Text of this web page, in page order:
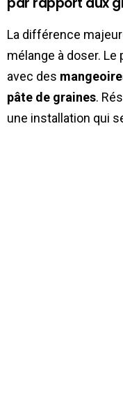
La différence
mélange à doser.
avec des
pâte de graines.
une installation qui